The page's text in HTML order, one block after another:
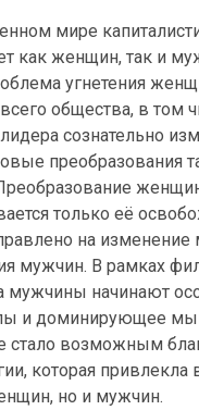
мире
как женщин, так и
угнетения
общества, в том
сознательно
преобразования
только её
на
мужчин. В рамках
мужчины начинают
и доминирующее
стало возможным
которая привлекла
но и мужчин.